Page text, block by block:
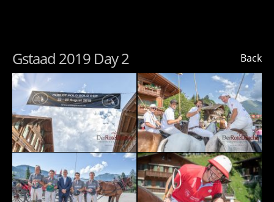
Back
Gstaad 2019 Day 2